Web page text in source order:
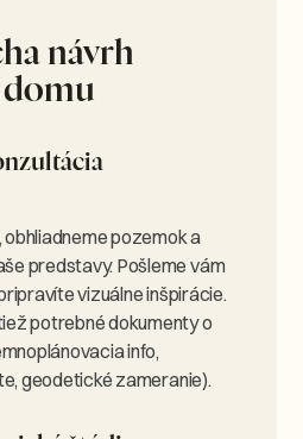
návrh
pozemok a
predstavy. Pošleme vám
vizuálne inšpirácie.
potrebné dokumenty o
info,
geodetické zameranie).